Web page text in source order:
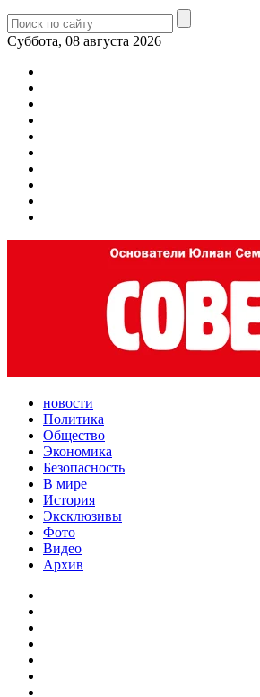
Суббота, 08 августа 2026
новости
Политика
Общество
Экономика
Безопасность
В мире
История
Эксклюзивы
Фото
Видео
Архив